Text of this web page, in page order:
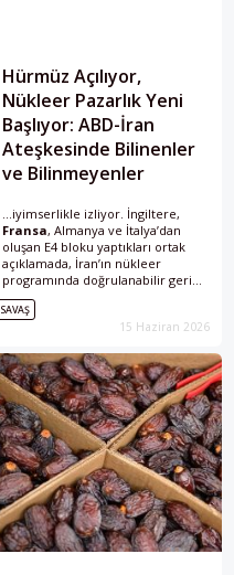
Hürmüz Açılıyor,
Nükleer Pazarlık Yeni
Başlıyor: ABD-İran
Ateşkesinde Bilinenler
ve Bilinmeyenler
...iyimserlikle izliyor. İngiltere,
Fransa, Almanya ve İtalya’dan
oluşan E4 bloku yaptıkları ortak
açıklamada, İran’ın nükleer
programında doğrulanabilir geri
adımlar atması halinde
yaptırımların kaldırılabileceği
Fransa
Macron, Hürmüz...
SAVAŞ
15 Haziran 2026